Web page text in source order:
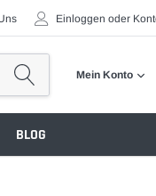
Einloggen oder
Mein Konto
BLOG